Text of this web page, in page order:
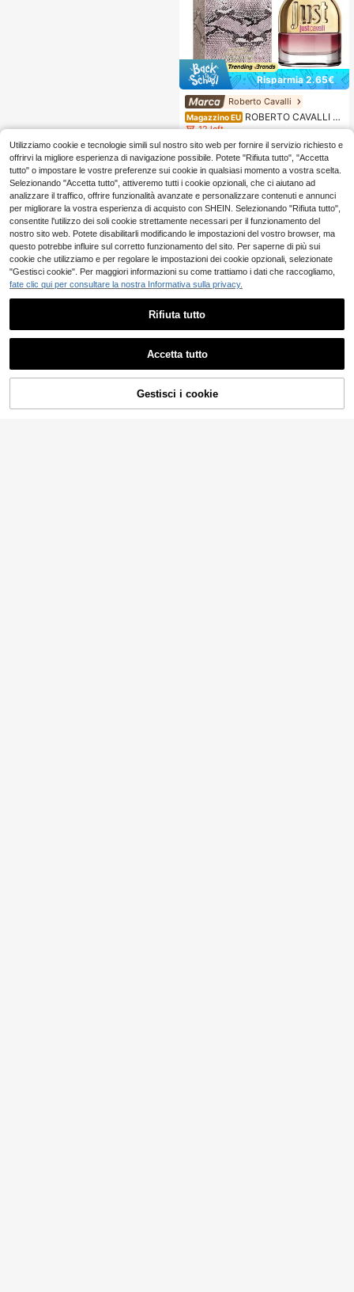
Risparmia 2.65€
Roberto Cavalli
Magazzino EU ROBERTO CAVALLI J
UST CAVALLI FOR HER EAU DE TOI
12 left
19.45€ -11% 22.10€
4-7 giorni lavorativi
COMPRA ORA
Utilizziamo cookie e tecnologie simili sul nostro sito web per fornire il servizio richiesto e
offrirvi la migliore esperienza di navigazione possibile. Potete "Rifiuta tutto", "Accetta
tutto" o impostare le vostre preferenze sui cookie in qualsiasi momento a vostra scelta.
Selezionando "Accetta tutto", attiveremo tutti i cookie opzionali, che ci aiutano ad
analizzare il traffico, offrire funzionalità avanzate e personalizzare contenuti e annunci
per migliorare la vostra esperienza di acquisto con SHEIN. Selezionando "Rifiuta tutto",
consentite l'utilizzo dei soli cookie strettamente necessari per il funzionamento del
nostro sito web. Potete disabilitarli modificando le impostazioni del vostro browser, ma
questo potrebbe influire sul corretto funzionamento del sito. Per saperne di più sui
cookie che utilizziamo e per regolare le impostazioni dei cookie opzionali, selezionate
"Gestisci cookie". Per maggiori informazioni su come trattiamo i dati che raccogliamo,
fate clic qui per consultare la nostra Informativa sulla privacy.
Rifiuta tutto
Accetta tutto
Gestisci i cookie